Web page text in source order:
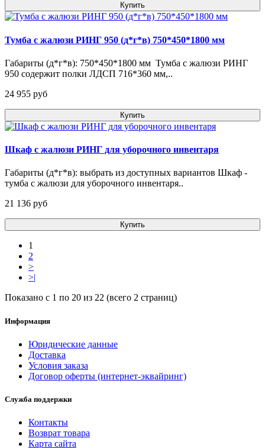
Купить
Тумба с жалюзи РИНГ 950 (д*г*в) 750*450*1800 мм
Габариты (д*г*в): 750*450*1800 мм Тумба с жалюзи РИНГ
950 содержит полки ЛДСП 716*360 мм,..
24 955 pуб
Купить
Шкаф с жалюзи РИНГ для уборочного инвентаря
Габариты (д*г*в): выбрать из доступных вариантов Шкаф -
тумба с жалюзи для уборочного инвентаря..
21 136 pуб
Купить
1
2
>
>|
Показано с 1 по 20 из 22 (всего 2 страниц)
Информация
Юридические данные
Доставка
Условия заказа
Договор оферты (интернет-эквайринг)
Служба поддержки
Контакты
Возврат товара
Карта сайта